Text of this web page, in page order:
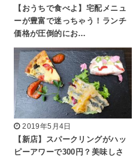
【おうちで食べよ】宅配メニュ
ーが豊富で迷っちゃう！ランチ
価格が圧倒的にお…
2019年5月4日
【新店】スパークリングがハッ
ピーアワーで300円？美味しさ